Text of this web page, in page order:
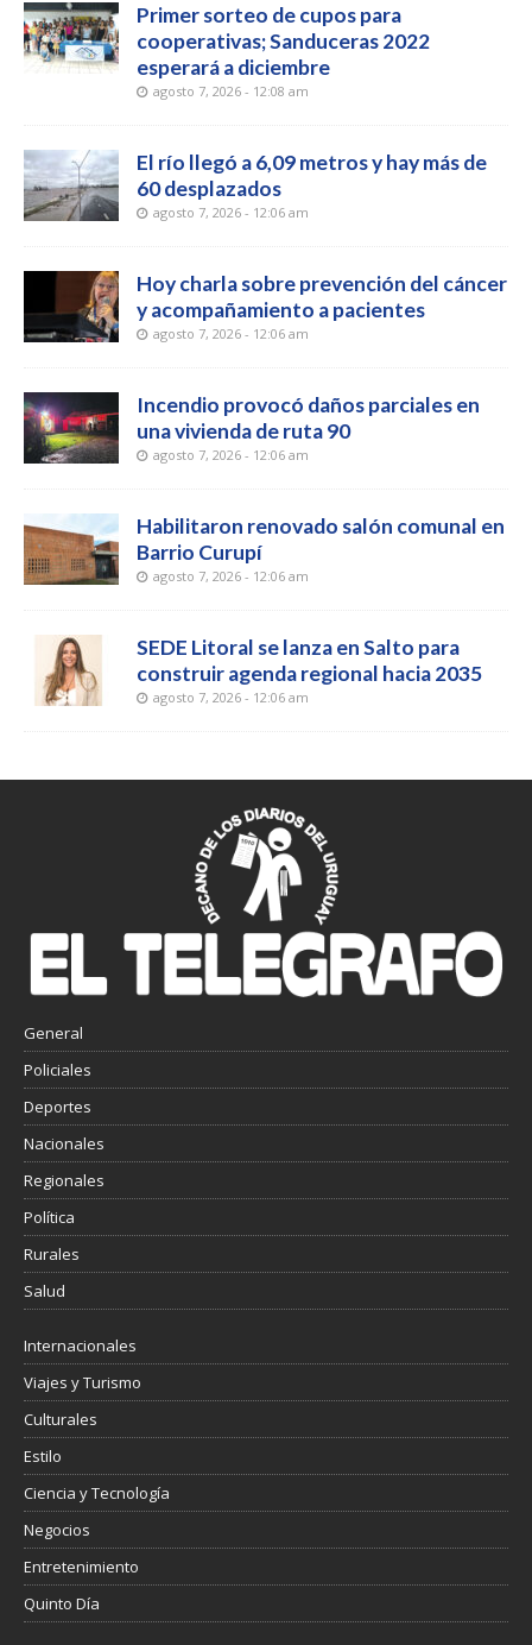
Primer sorteo de cupos para
cooperativas; Sanduceras 2022
esperará a diciembre
agosto 7, 2026 - 12:08 am
El río llegó a 6,09 metros y hay más de
60 desplazados
agosto 7, 2026 - 12:06 am
Hoy charla sobre prevención del cáncer
y acompañamiento a pacientes
agosto 7, 2026 - 12:06 am
Incendio provocó daños parciales en
una vivienda de ruta 90
agosto 7, 2026 - 12:06 am
Habilitaron renovado salón comunal en
Barrio Curupí
agosto 7, 2026 - 12:06 am
SEDE Litoral se lanza en Salto para
construir agenda regional hacia 2035
agosto 7, 2026 - 12:06 am
General
Policiales
Deportes
Nacionales
Regionales
Política
Rurales
Salud
Internacionales
Viajes y Turismo
Culturales
Estilo
Ciencia y Tecnología
Negocios
Entretenimiento
Quinto Día